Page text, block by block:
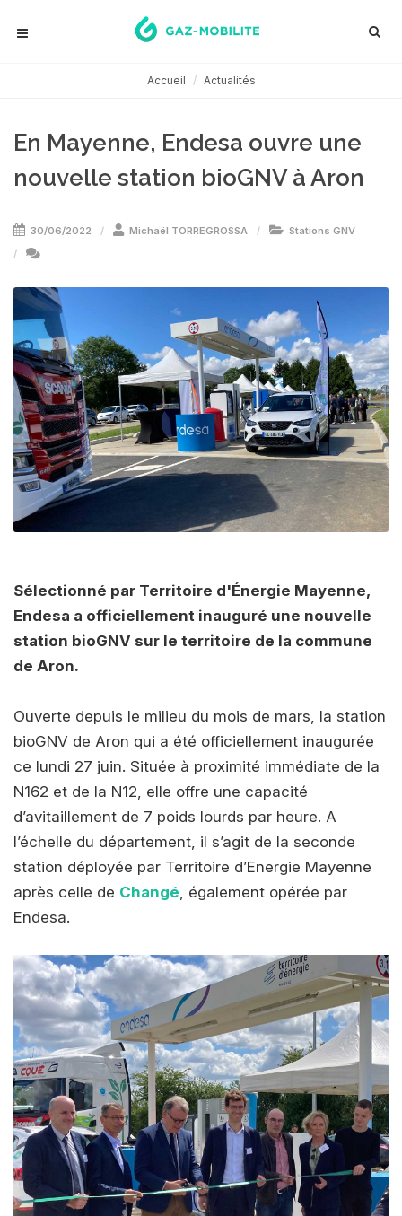
Accueil Actualités
En Mayenne, Endesa ouvre une
nouvelle station bioGNV à Aron
30/06/2022 Michaël TORREGROSSA Stations GNV
Sélectionné par Territoire d'Énergie Mayenne,
Endesa a officiellement inauguré une nouvelle
station bioGNV sur le territoire de la commune
de Aron.
Ouverte depuis le milieu du mois de mars, la station
bioGNV de Aron qui a été officiellement inaugurée
ce lundi 27 juin. Située à proximité immédiate de la
N162 et de la N12, elle offre une capacité
d’avitaillement de 7 poids lourds par heure. A
l’échelle du département, il s’agit de la seconde
station déployée par Territoire d’Energie Mayenne
après celle de Changé , également opérée par
Endesa.